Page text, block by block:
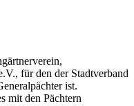
für den der Stadtverband
ist.
mit den Pächtern